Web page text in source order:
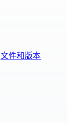
文件和版本